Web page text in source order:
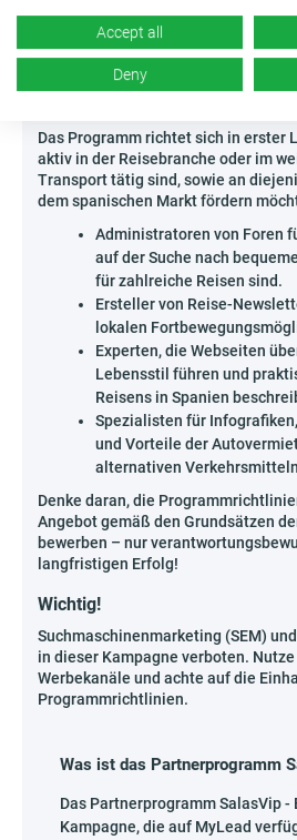
Lass dich vom dynamischen
erstelle deine eigene Kampagne,
überzeugt, dass bequemer
Das Programm richtet sich in erster
aktiv in der Reisebranche oder im
Transport tätig sind, sowie an
dem spanischen Markt fördern
Administratoren von Foren
auf der Suche nach
für zahlreiche Reisen sind.
Ersteller von Reise-
lokalen
Experten, die Webseiten
Lebensstil führen und
Reisens in Spanien
Spezialisten für
und Vorteile der
alternativen
Denke daran, die
Angebot gemäß den Grundsätzen
bewerben – nur
langfristigen Erfolg!
Wichtig!
Suchmaschinenmarketing (SEM)
in dieser Kampagne verboten.
Werbekanäle und achte auf die
Programmrichtlinien.
Was ist das Partnerprogramm
Das Partnerprogramm SalasVip -
Kampagne, die auf MyLead
Accept all
Deny